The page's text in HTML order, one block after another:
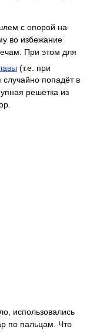
с опорой на
во избежание
При этом для
(т.е. при
случайно попадёт в
решётка из
использовались
по пальцам. Что